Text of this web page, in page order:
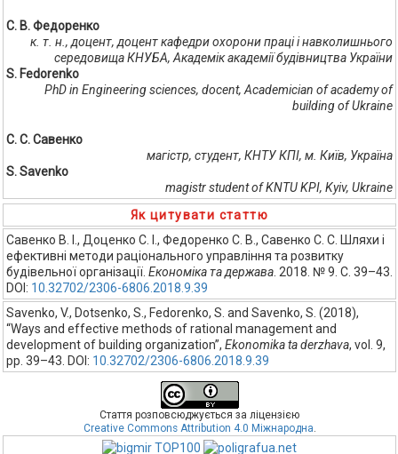
С. В. Федоренко
к. т. н., доцент, доцент кафедри охорони праці і навколишнього
середовища КНУБА, Академік академії будівництва України
S. Fedorenko
PhD in Engineering sciences, docent, Academician of academy of
building of Ukraine
С. С. Савенко
магістр, студент, КНТУ КПІ, м. Київ, Україна
S. Savenko
magistr student of KNTU KPI, Kyiv, Ukraine
Як цитувати статтю
Савенко В. І., Доценко С. І., Федоренко С. В., Савенко С. С. Шляхи і
ефективні методи раціонального управління та розвитку
будівельної організації. Економіка та держава . 2018. № 9. С. 39–43.
DOI: 10.32702/2306-6806.2018.9.39
Savenko, V., Dotsenko, S., Fedorenko, S. and Savenko, S. (2018),
“Ways and effective methods of rational management and
development of building organization”, Ekonomika ta derzhava, vol. 9,
pp. 39–43. DOI: 10.32702/2306-6806.2018.9.39
Стаття розповсюджується за ліцензією
Creative Commons Attribution 4.0 Міжнародна